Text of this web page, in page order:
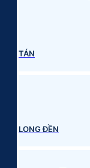
TÁN
LONG ĐỀN